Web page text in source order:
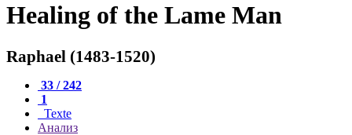
Healing of the Lame Man
Raphael (1483-1520)
33 / 242
1
Texte
Анализ